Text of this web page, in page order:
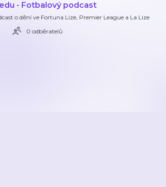
- Fotbalový podcast
o dění ve Fortuna Lize, Premier League a La Lize
0 odběratelů